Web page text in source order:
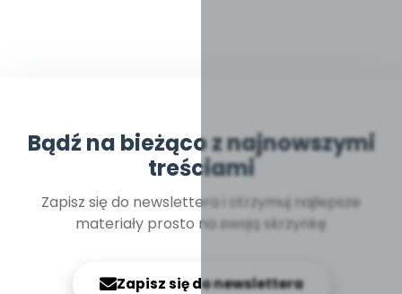
Bądź na bieżąco z najnowszymi
treściami
Zapisz się do newslettera i otrzymuj najlepsze
materiały prosto na swoją skrzynkę
Zapisz się do newslettera